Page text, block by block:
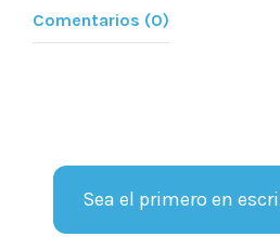
Comentarios (0)
Sea el primero en